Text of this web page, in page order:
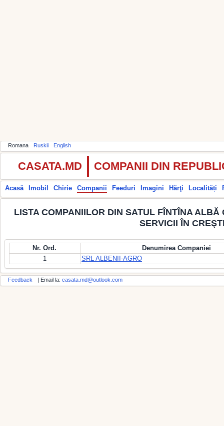
Romana Ruskii English
CASATA.MD COMPANII DIN
Acasă Imobil Chirie Companii Feeduri Imagini Hărţi Localități
LISTA COMPANIILOR DIN SATUL FÎNTÎNA
SERVICII ÎN
Nr. Ord.
Denumirea Companiei
1
SRL ALBENII-AGRO
Feedback | Email la: casata.md@outlook.com